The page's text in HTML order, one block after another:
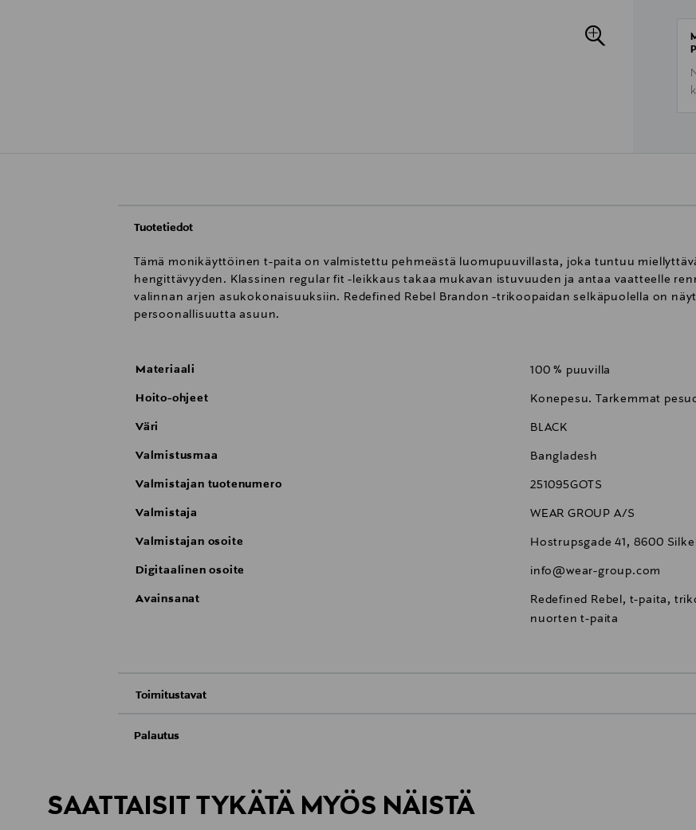
Tuotetiedot
Tämä monikäyttöinen t-paita on valmistettu pehmeästä luomupuuvillasta, joka tuntuu
hengittävyyden. Klassinen regular fit -leikkaus takaa mukavan istuvuuden ja antaa vaatteelle
valinnan arjen asukokonaisuuksiin. Redefined Rebel Brandon -trikoopaidan selkäpuolella on
persoonallisuutta asuun.
Materiaali 100 % puuvilla
Hoito-ohjeet Konepesu. Tarkemmat
Väri BLACK
Valmistusmaa Bangladesh
Valmistajan tuotenumero 251095GOTS
Valmistaja WEAR GROUP A/S
Valmistajan osoite Hostrupsgade 41, 8600
Digitaalinen osoite info@wear-group.com
Avainsanat
Redefined Rebel, t-paita,
nuorten t-paita
Toimitustavat
Kotiinkuljetus
Palautus
LUE TARKEMMAT PALAUTUSOHJEET
SAATTAISIT TYKÄTÄ MYÖS NÄISTÄ